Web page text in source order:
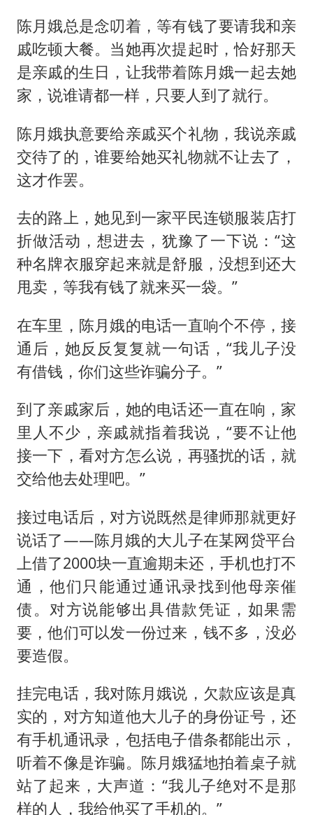
陈月娥总是念叨着，等有钱了要请我和亲
戚吃顿大餐。当她再次提起时，恰好那天
是亲戚的生日，让我带着陈月娥一起去她
家，说谁请都一样，只要人到了就行。
陈月娥执意要给亲戚买个礼物，我说亲戚
交待了的，谁要给她买礼物就不让去了，
这才作罢。
去的路上，她见到一家平民连锁服装店打
折做活动，想进去，犹豫了一下说：“这
种名牌衣服穿起来就是舒服，没想到还大
甩卖，等我有钱了就来买一袋。”
在车里，陈月娥的电话一直响个不停，接
通后，她反反复复就一句话，“我儿子没
有借钱，你们这些诈骗分子。”
到了亲戚家后，她的电话还一直在响，家
里人不少，亲戚就指着我说，“要不让他
接一下，看对方怎么说，再骚扰的话，就
交给他去处理吧。”
接过电话后，对方说既然是律师那就更好
说话了——陈月娥的大儿子在某网贷平台
上借了2000块一直逾期未还，手机也打不
通，他们只能通过通讯录找到他母亲催
债。对方说能够出具借款凭证，如果需
要，他们可以发一份过来，钱不多，没必
要造假。
挂完电话，我对陈月娥说，欠款应该是真
实的，对方知道他大儿子的身份证号，还
有手机通讯录，包括电子借条都能出示，
听着不像是诈骗。陈月娥猛地拍着桌子就
站了起来，大声道：“我儿子绝对不是那
样的人，我给他买了手机的。”